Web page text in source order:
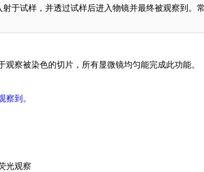
于试样，并透过试样后进入物镜并最终被观察到。
察被染色的切片，所有显微镜均匀能完成此功能。
到。
光观察